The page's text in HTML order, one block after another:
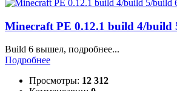
Minecraft PE 0.12.1 build 4/build
Build 6 вышел, подробнее...
Подробнее
Просмотры: 12 312